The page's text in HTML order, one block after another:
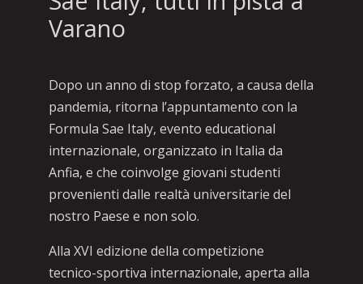
Varano
Dopo un anno di stop forzato, a causa della
pandemia, ritorna l’appuntamento con la
Formula Sae Italy, evento educational
internazionale, organizzato in Italia da
Anfia, e che coinvolge giovani studenti
provenienti dalle realtà universitarie del
nostro Paese e non solo.
Alla XVI edizione della competizione
tecnico-sportiva internazionale, aperta alla